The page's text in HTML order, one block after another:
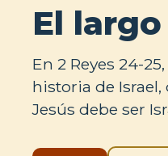
El
En 2 Reyes 24-
historia de
Jesús debe ser